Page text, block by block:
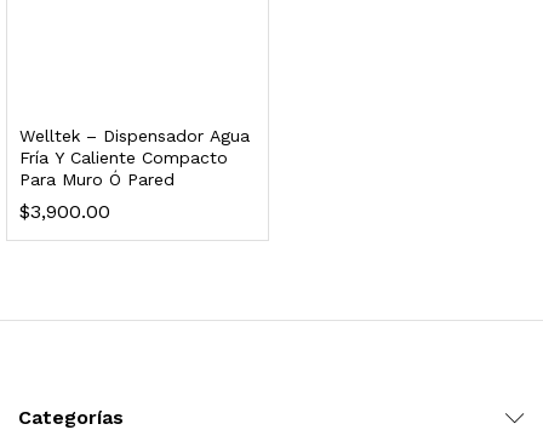
Welltek – Dispensador Agua
Fría Y Caliente Compacto
Para Muro Ó Pared
$3,900.00
Categorías
al carrito
Esterilizador UV 25 Watts 4 Pines